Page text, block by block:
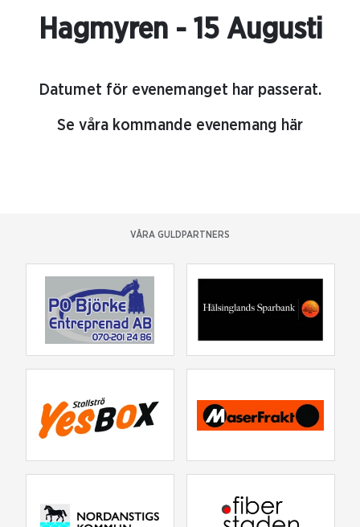
Hagmyren - 15 Augusti
Datumet för evenemanget har passerat.
Se våra kommande evenemang här
VÅRA GULDPARTNERS